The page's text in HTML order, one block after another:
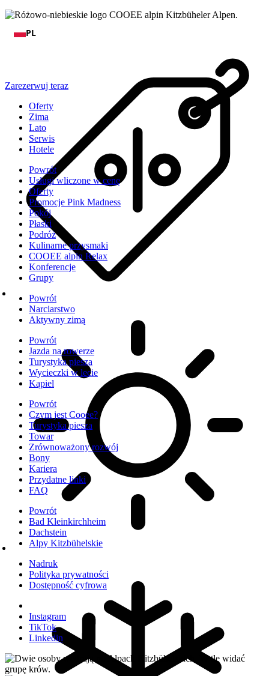
PL
Zarezerwuj teraz
Oferty
Zima
Lato
Serwis
Hotele
Powrót
Usługi wliczone w cenę
Oferty
Promocje Pink Madness
Pokój
Płaski
Podróż
Kulinarne przysmaki
COOEE alpin Relax
Konferencje
Grupy
Powrót
Narciarstwo
Aktywny zimą
Powrót
Jazda na rowerze
Turystyka piesza
Wycieczki w lecie
Kąpiel
Powrót
Czym jest Cooee?
Turystyka piesza
Towar
Zrównoważony rozwój
Bony
Kariera
Przydatne linki
FAQ
Powrót
Bad Kleinkirchheim
Dachstein
Alpy Kitzbühelskie
Nadruk
Polityka prywatności
Dostępność cyfrowa
Instagram
TikTok
Linkedin